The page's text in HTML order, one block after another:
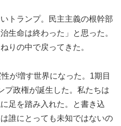
トランプ。民主主義の根幹部
生命は終わった」と思った。
りの中で戻ってきた。
が増す世界になった。1期目
プ政権が誕生した。私たちは
足を踏み入れた。と書き込
誰にとっても未知ではないの